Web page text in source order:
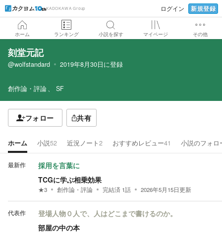
KADOKAWA Group ログイン 新規登録
ホーム ランキング 小説を探す マイページ その他
刻堂元記
@wolfstandard 2019年8月30日に登録
創作論・評論 SF
フォロー 共有
ホーム 小説52 近況ノート2 おすすめレビュー41 小説のフォロ
最新作 採用を言葉に
TCGに学ぶ相乗効果
★3 創作論・評論 完結済 1話 2026年5月15日更新
代表作 登場人物０人で、人はどこまで書けるのか。
部屋の中の本